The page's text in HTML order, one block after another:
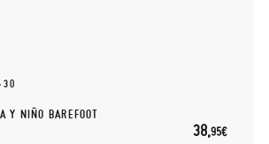
30
Y NIÑO BAREFOOT
38,95€